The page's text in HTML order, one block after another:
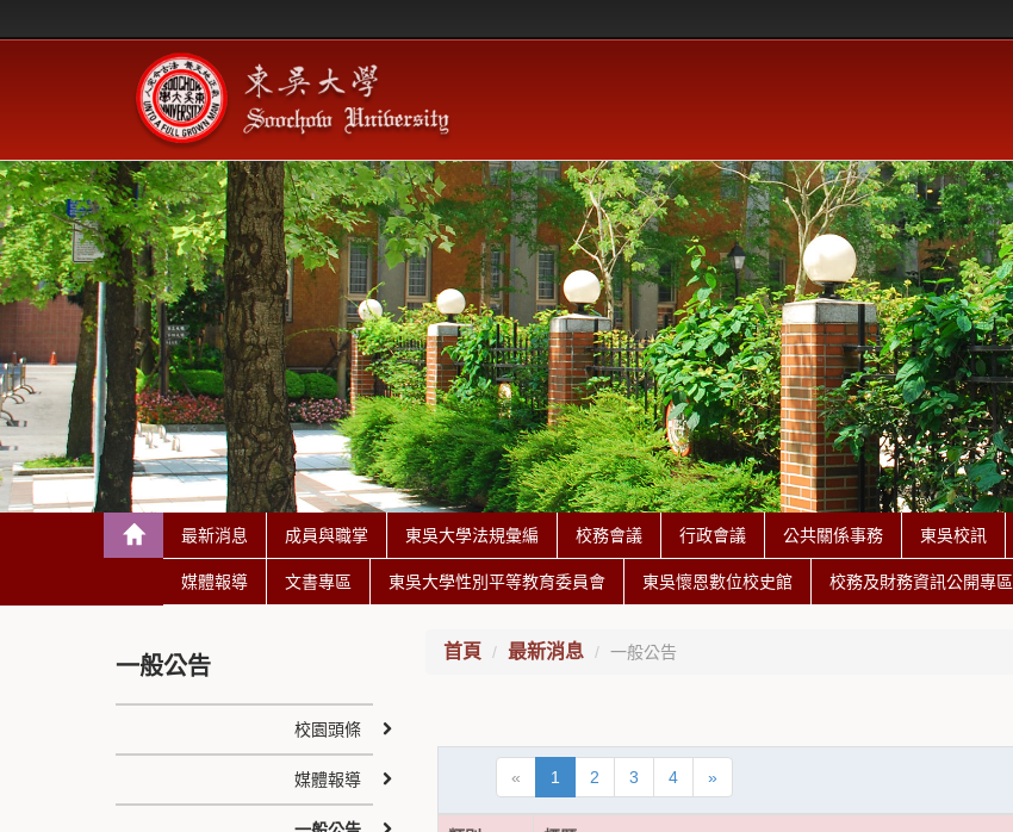
最新消息 成員與職掌 東吳大學法規彙編 校務會議 行政會議 公共關係事務 東吳校訊
媒體報導 文書專區 東吳大學性別平等教育委員會 東吳懷恩數位校史館 校務及財務資訊公開專區
首頁 最新消息 一般公告
« 1 2 3 4 »
一般公告
校園頭條
媒體報導